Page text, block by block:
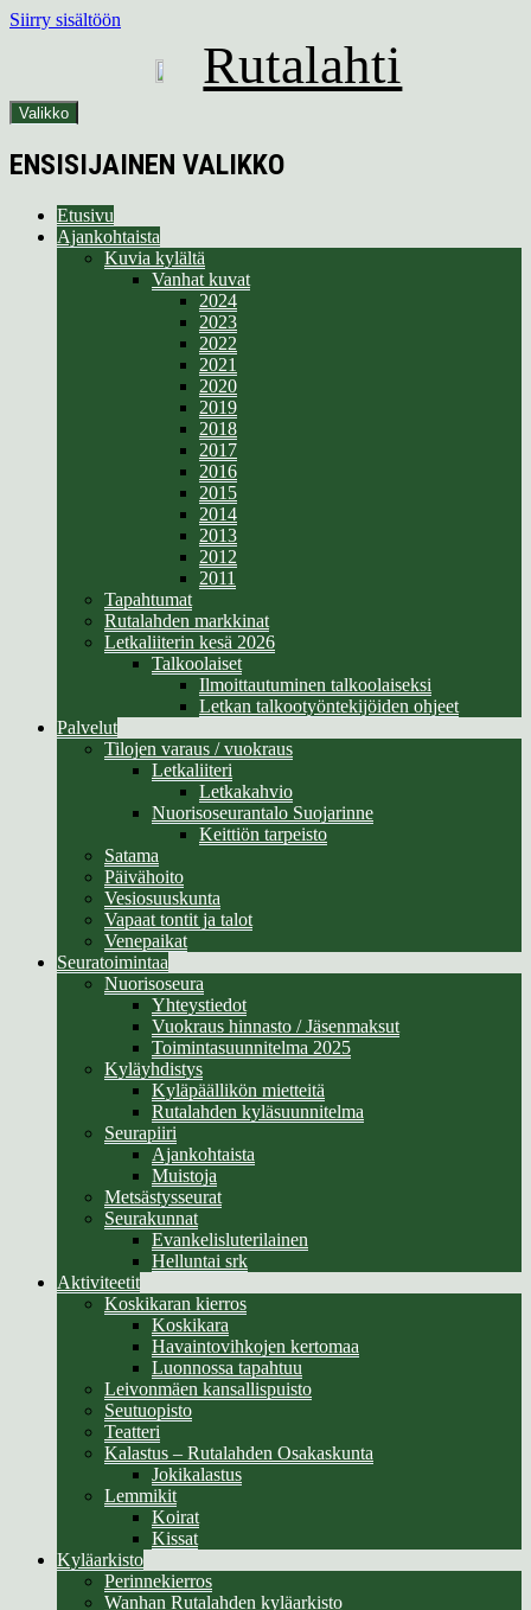
Siirry sisältöön
Rutalahti
Valikko
ENSISIJAINEN VALIKKO
Etusivu
Ajankohtaista
Kuvia kylältä
Vanhat kuvat
2024
2023
2022
2021
2020
2019
2018
2017
2016
2015
2014
2013
2012
2011
Tapahtumat
Rutalahden markkinat
Letkaliiterin kesä 2026
Talkoolaiset
Ilmoittautuminen talkoolaiseksi
Letkan talkootyöntekijöiden ohjeet
Palvelut
Tilojen varaus / vuokraus
Letkaliiteri
Letkakahvio
Nuorisoseurantalo Suojarinne
Keittiön tarpeisto
Satama
Päivähoito
Vesiosuuskunta
Vapaat tontit ja talot
Venepaikat
Seuratoimintaa
Nuorisoseura
Yhteystiedot
Vuokraus hinnasto / Jäsenmaksut
Toimintasuunnitelma 2025
Kyläyhdistys
Kyläpäällikön mietteitä
Rutalahden kyläsuunnitelma
Seurapiiri
Ajankohtaista
Muistoja
Metsästysseurat
Seurakunnat
Evankelisluterilainen
Helluntai srk
Aktiviteetit
Koskikaran kierros
Koskikara
Havaintovihkojen kertomaa
Luonnossa tapahtuu
Leivonmäen kansallispuisto
Seutuopisto
Teatteri
Kalastus – Rutalahden Osakaskunta
Jokikalastus
Lemmikit
Koirat
Kissat
Kyläarkisto
Perinnekierros
Wanhan Rutalahden kyläarkisto